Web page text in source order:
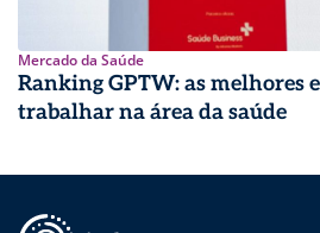
Mercado da Saúde
Ranking GPTW: as melhores
trabalhar na área da saúde